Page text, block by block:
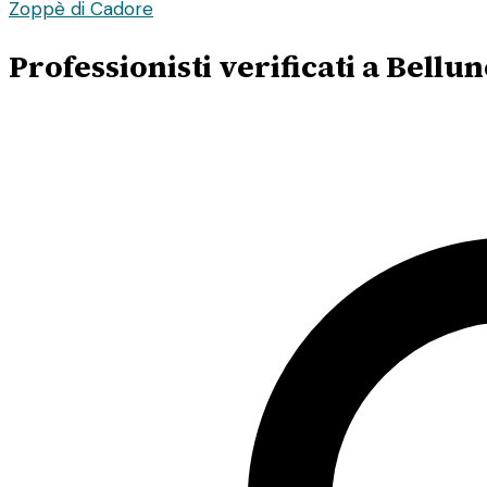
Zoppè di Cadore
Professionisti verificati a